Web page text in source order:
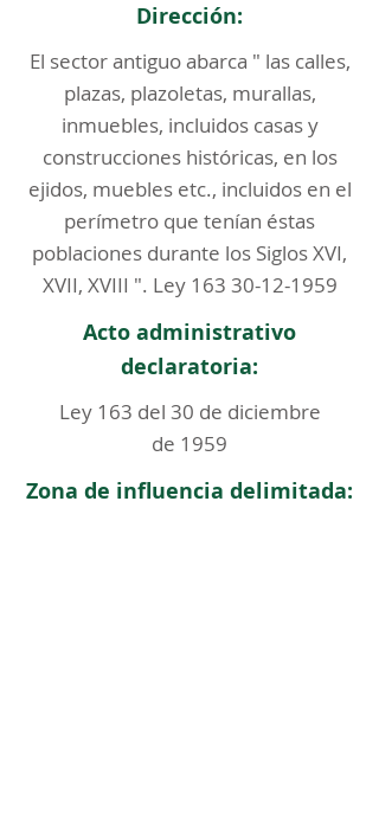
Dirección:
El sector antiguo abarca " las calles,
plazas, plazoletas, murallas,
inmuebles, incluidos casas y
construcciones históricas, en los
ejidos, muebles etc., incluidos en el
perímetro que tenían éstas
poblaciones durante los Siglos XVI,
XVII, XVIII ". Ley 163 30-12-1959
Acto administrativo
declaratoria:
Ley 163 del 30 de diciembre
de 1959
Zona de influencia delimitada: